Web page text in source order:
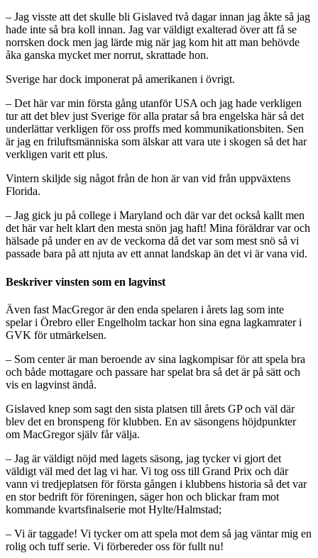
– Jag visste att det skulle bli Gislaved två dagar innan jag åkte så jag
hade inte så bra koll innan. Jag var väldigt exalterad över att få se
norrsken dock men jag lärde mig när jag kom hit att man behövde
åka ganska mycket mer norrut, skrattade hon.
Sverige har dock imponerat på amerikanen i övrigt.
– Det här var min första gång utanför USA och jag hade verkligen
tur att det blev just Sverige för alla pratar så bra engelska här så det
underlättar verkligen för oss proffs med kommunikationsbiten. Sen
är jag en friluftsmänniska som älskar att vara ute i skogen så det har
verkligen varit ett plus.
Vintern skiljde sig något från de hon är van vid från uppväxtens
Florida.
– Jag gick ju på college i Maryland och där var det också kallt men
det här var helt klart den mesta snön jag haft! Mina föräldrar var och
hälsade på under en av de veckorna då det var som mest snö så vi
passade bara på att njuta av ett annat landskap än det vi är vana vid.
Beskriver vinsten som en lagvinst
Även fast MacGregor är den enda spelaren i årets lag som inte
spelar i Örebro eller Engelholm tackar hon sina egna lagkamrater i
GVK för utmärkelsen.
– Som center är man beroende av sina lagkompisar för att spela bra
och både mottagare och passare har spelat bra så det är på sätt och
vis en lagvinst ändå.
Gislaved knep som sagt den sista platsen till årets GP och väl där
blev det en bronspeng för klubben. En av säsongens höjdpunkter
om MacGregor själv får välja.
– Jag är väldigt nöjd med lagets säsong, jag tycker vi gjort det
väldigt väl med det lag vi har. Vi tog oss till Grand Prix och där
vann vi tredjeplatsen för första gången i klubbens historia så det var
en stor bedrift för föreningen, säger hon och blickar fram mot
kommande kvartsfinalserie mot Hylte/Halmstad;
– Vi är taggade! Vi tycker om att spela mot dem så jag väntar mig en
rolig och tuff serie. Vi förbereder oss för fullt nu!